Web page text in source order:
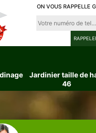
ON VOUS RAPPELLE
Jardinier taille de
46